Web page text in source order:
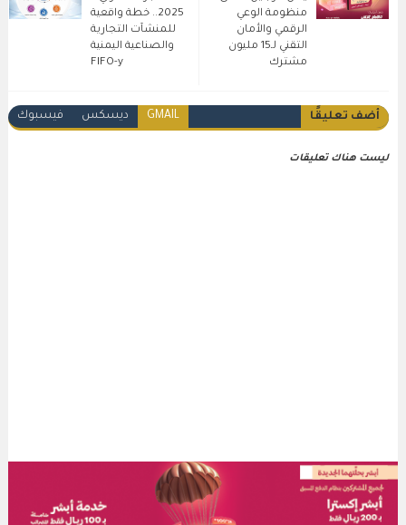
2025.. خطة واقعية
للمنشآت التجارية
والصناعية اليمنية
FIFO-y
منظومة الوعي
الرقمي والأمان
التقني لـ15 مليون
مشترك
أضف تعليقًا GMAIL ديسكس فيسبوك
ليست هناك تعليقات